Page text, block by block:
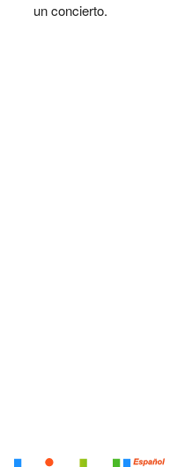
un concierto.